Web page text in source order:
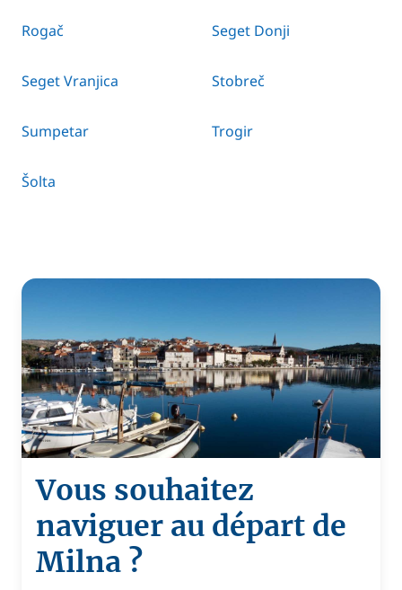
Rogač Seget Donji
Seget Vranjica Stobreč
Sumpetar Trogir
Šolta
Vous souhaitez
naviguer au départ de
Milna ?